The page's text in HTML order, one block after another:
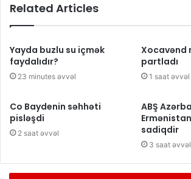
Related Articles
Yayda buzlu su içmək
faydalıdır?
23 minutes əvvəl
Xocavənd
partladı
1 saat əvvəl
Co Baydenin səhhəti
pisləşdi
2 saat əvvəl
ABŞ
sadiqdir
3 saat əvvəl